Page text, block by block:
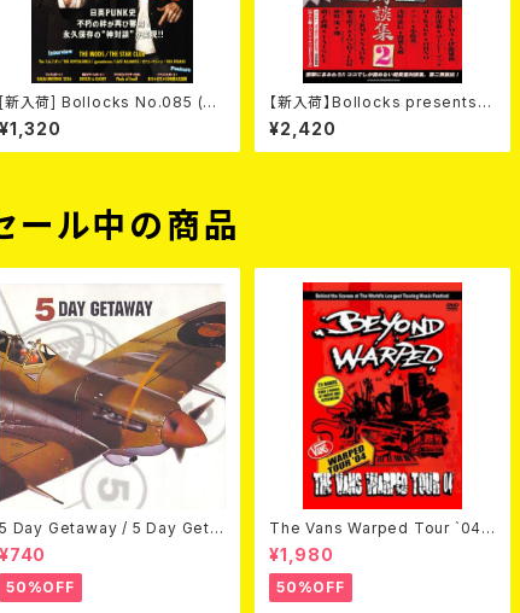
[新入荷] Bollocks No.085 (M
AGAZINE)
¥1,320
【新入荷】Bollocks presents
『日本パンク・ロッカー対談集2』
¥2,420
ール中の商品
5 Day Getaway / 5 Day Geta
way (CDEP)
¥740
50%OFF
The Vans Warped Tour `04
Beyond Warped (国内盤DVD)
¥1,980
50%OFF